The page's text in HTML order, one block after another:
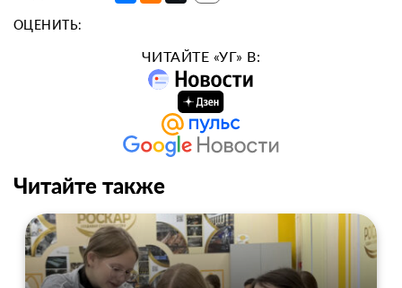
ОЦЕНИТЬ:
ЧИТАЙТЕ «УГ» В:
Читайте также